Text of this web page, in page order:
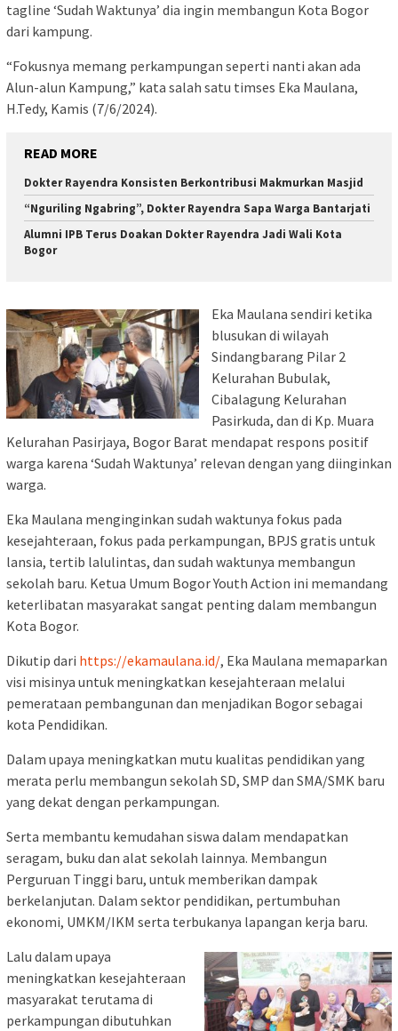
tagline ‘Sudah Waktunya’ dia ingin membangun Kota Bogor
dari kampung.
“Fokusnya memang perkampungan seperti nanti akan ada
Alun-alun Kampung,” kata salah satu timses Eka Maulana,
H.Tedy, Kamis (7/6/2024).
READ MORE
Dokter Rayendra Konsisten Berkontribusi Makmurkan Masjid
“Nguriling Ngabring”, Dokter Rayendra Sapa Warga Bantarjati
Alumni IPB Terus Doakan Dokter Rayendra Jadi Wali Kota
Bogor
Eka Maulana sendiri ketika
blusukan di wilayah
Sindangbarang Pilar 2
Kelurahan Bubulak,
Cibalagung Kelurahan
Pasirkuda, dan di Kp. Muara
Kelurahan Pasirjaya, Bogor Barat mendapat respons positif
warga karena ‘Sudah Waktunya’ relevan dengan yang diinginkan
warga.
Eka Maulana menginginkan sudah waktunya fokus pada
kesejahteraan, fokus pada perkampungan, BPJS gratis untuk
lansia, tertib lalulintas, dan sudah waktunya membangun
sekolah baru. Ketua Umum Bogor Youth Action ini memandang
keterlibatan masyarakat sangat penting dalam membangun
Kota Bogor.
Dikutip dari https://ekamaulana.id/, Eka Maulana memaparkan
visi misinya untuk meningkatkan kesejahteraan melalui
pemerataan pembangunan dan menjadikan Bogor sebagai
kota Pendidikan.
Dalam upaya meningkatkan mutu kualitas pendidikan yang
merata perlu membangun sekolah SD, SMP dan SMA/SMK baru
yang dekat dengan perkampungan.
Serta membantu kemudahan siswa dalam mendapatkan
seragam, buku dan alat sekolah lainnya. Membangun
Perguruan Tinggi baru, untuk memberikan dampak
berkelanjutan. Dalam sektor pendidikan, pertumbuhan
ekonomi, UMKM/IKM serta terbukanya lapangan kerja baru.
Lalu dalam upaya
meningkatkan kesejahteraan
masyarakat terutama di
perkampungan dibutuhkan